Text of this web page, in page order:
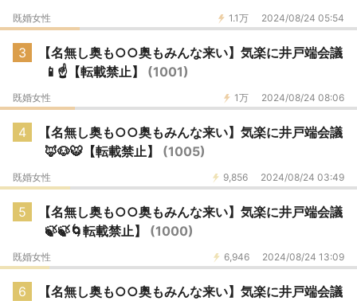
1.1万 2024/08/24 05:54
既婚女性
3
【名無し奥も○○奥もみんな来い】気楽に井戸端会議
📱☝【転載禁止】 (1001)
1万 2024/08/24 08:06
既婚女性
4
【名無し奥も○○奥もみんな来い】気楽に井戸端会議
🦊🐶🐯【転載禁止】 (1005)
9,856 2024/08/24 03:49
既婚女性
5
【名無し奥も○○奥もみんな来い】気楽に井戸端会議
🍃🍃🌀転載禁止】 (1000)
6,946 2024/08/24 13:09
既婚女性
6
【名無し奥も○○奥もみんな来い】気楽に井戸端会議